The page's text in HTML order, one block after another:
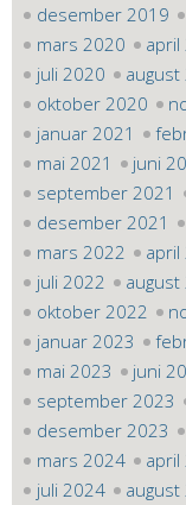
desember 2019
mars 2020
april
juli 2020
august
oktober 2020
januar 2021
mai 2021
juni
september 2021
desember 2021
mars 2022
april
juli 2022
august
oktober 2022
januar 2023
mai 2023
juni
september 2023
desember 2023
mars 2024
april
juli 2024